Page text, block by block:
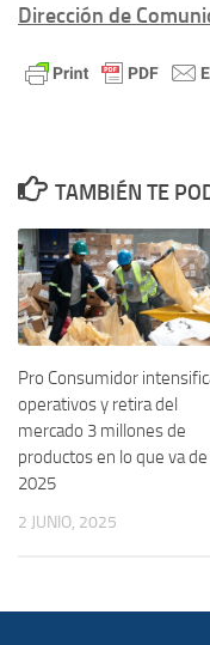
Dirección de
TAMBIÉN TE
Pro Consumidor
operativos y retira del
mercado 3 millones de
productos en lo que va de
2025
2 JUNIO, 2025